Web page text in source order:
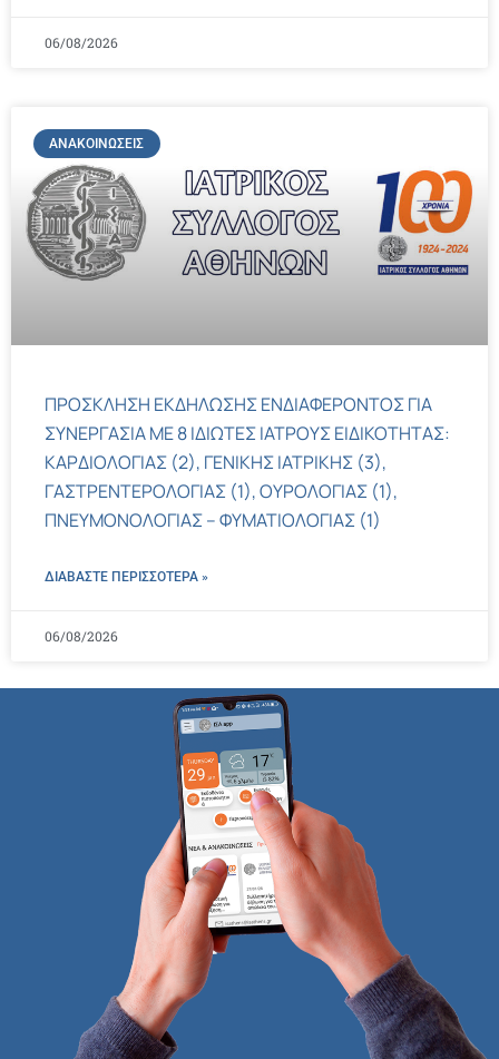
06/08/2026
ΑΝΑΚΟΙΝΏΣΕΙΣ
ΠΡΟΣΚΛΗΣΗ ΕΚΔΗΛΩΣΗΣ ΕΝΔΙΑΦΕΡΟΝΤΟΣ ΓΙΑ
ΣΥΝΕΡΓΑΣΙΑ ΜΕ 8 ΙΔΙΩΤΕΣ ΙΑΤΡΟΥΣ ΕΙΔΙΚΟΤΗΤΑΣ:
ΚΑΡΔΙΟΛΟΓΙΑΣ (2), ΓΕΝΙΚΗΣ ΙΑΤΡΙΚΗΣ (3),
ΓΑΣΤΡΕΝΤΕΡΟΛΟΓΙΑΣ (1), ΟΥΡΟΛΟΓΙΑΣ (1),
ΠΝΕΥΜΟΝΟΛΟΓΙΑΣ – ΦΥΜΑΤΙΟΛΟΓΙΑΣ (1)
ΔΙΑΒΑΣΤΕ ΠΕΡΙΣΣΌΤΕΡΑ »
06/08/2026